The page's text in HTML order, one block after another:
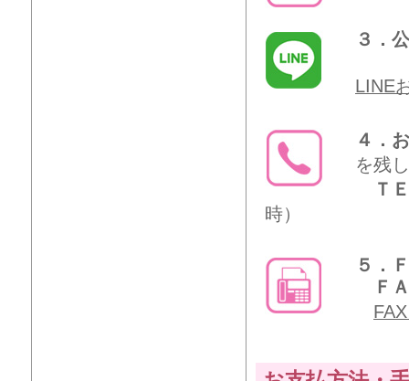
３．
LINE
４．
を残
Ｔ
時）
５．
ＦＡ